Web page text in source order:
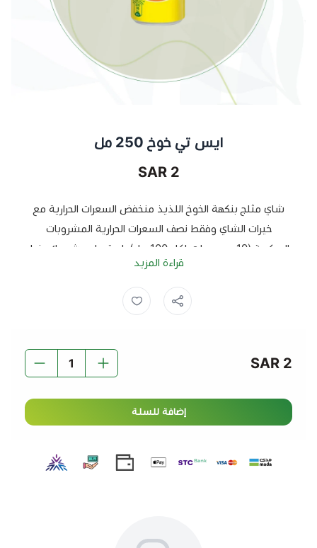
ايس تي خوخ 250 مل
2 SAR
شاي مثلج بنكهة الخوخ اللذيذ منخفض السعرات الحرارية مع
خيرات الشاي وفقط نصف السعرات الحرارية المشروبات
السكرية (19 سعر حراري لكل 100 مل)، استبدل مشروبك بخيار
أفضل منعش للغاية. هل تعرف كل الطرق الرائعة التي يمكنك
من خلالها الاستمتاع بليبتون شاي مثلج؟ اصنع كوكتيلاً
منخفض السعرات الحرارية في المنزل عن طريق إضافة بعض
قراءة المزيد
2 SAR
إضافة للسلة